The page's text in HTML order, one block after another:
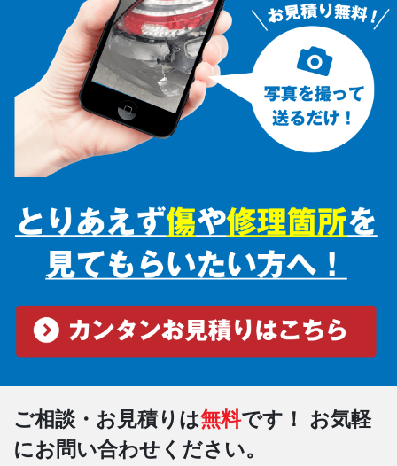
ご相談・お見積りは無料です！
お気軽
にお問い合わせください。